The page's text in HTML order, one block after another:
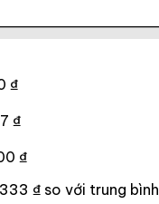
₫
₫
₫
₫ so với trung bình